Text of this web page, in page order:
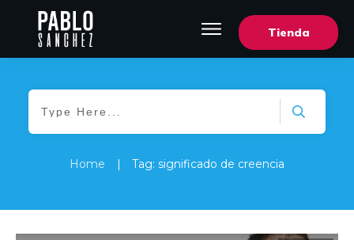
Tienda
Home Tag: significado de creencia